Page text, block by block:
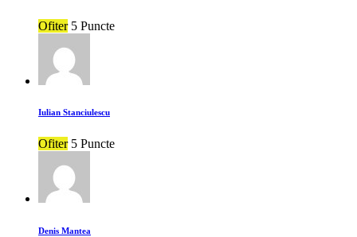
Ofiter 5 Puncte
Iulian Stanciulescu
Ofiter 5 Puncte
Denis Mantea